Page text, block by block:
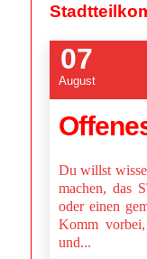
07
August
Du willst
machen, das
oder einen
Komm
und...